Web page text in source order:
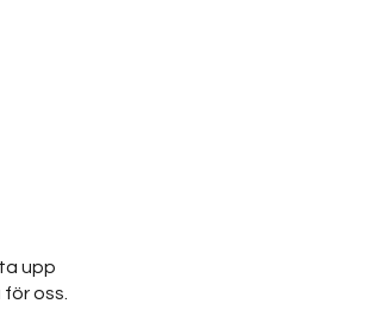
upp
oss.